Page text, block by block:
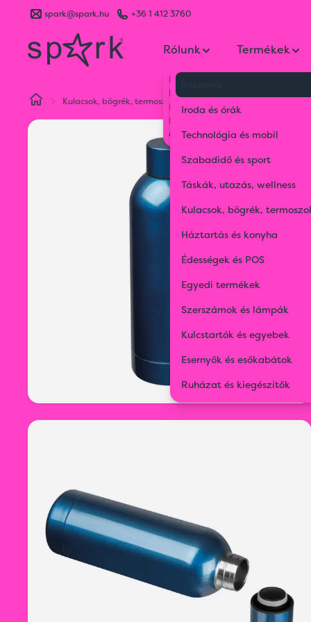
spark@spark.hu +36 1 412 3760
Rólunk
Kik vagyunk
Kapcsolat
Blog
Karrier
Gyakran Ismételt Kérdések
Termékek
Iroda és órák
Technológia és mobil
Szabadidő és sport
Táskák, utazás, wellness
Kulacsok, bögrék,
Háztartás és konyha
Édességek és POS
Egyedi termékek
Szerszámok és lámpák
Kulcstartók és egyebek
Esernyők és esőkabátok
Ruházat és kiegészítők
Kulacsok, bögrék, termoszok